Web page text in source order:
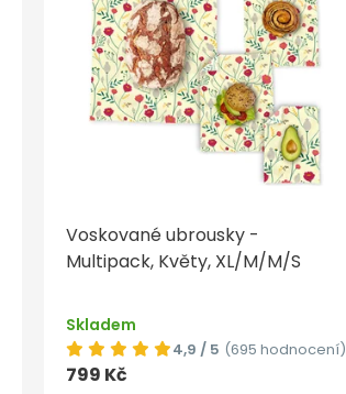
Voskované ubrousky -
Multipack, Květy, XL/M/M/S
Skladem
4,9 / 5 (695 hodnocení)
799 Kč